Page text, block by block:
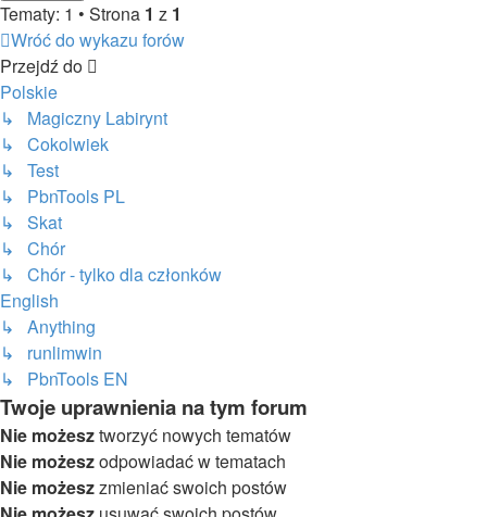
Tematy: 1 • Strona 1 z 1
Wróć do wykazu forów
Przejdź do
Polskie
↳ Magiczny Labirynt
↳ Cokolwiek
↳ Test
↳ PbnTools PL
↳ Skat
↳ Chór
↳ Chór - tylko dla członków
English
↳ Anything
↳ runlimwin
↳ PbnTools EN
Twoje uprawnienia na tym forum
Nie możesztworzyć nowych tematów
Nie możeszodpowiadać w tematach
Nie możeszzmieniać swoich postów